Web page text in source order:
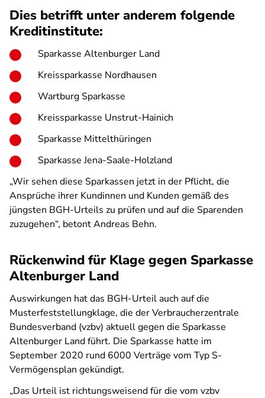
Dies betrifft unter anderem folgende
Kreditinstitute:
Sparkasse Altenburger Land
Kreissparkasse Nordhausen
Wartburg Sparkasse
Kreissparkasse Unstrut-Hainich
Sparkasse Mittelthüringen
Sparkasse Jena-Saale-Holzland
„Wir sehen diese Sparkassen jetzt in der Pflicht, die
Ansprüche ihrer Kundinnen und Kunden gemäß des
jüngsten BGH-Urteils zu prüfen und auf die Sparenden
zuzugehen“, betont Andreas Behn.
Rückenwind für Klage gegen Sparkasse
Altenburger Land
Auswirkungen hat das BGH-Urteil auch auf die
Musterfeststellungklage, die der Verbraucherzentrale
Bundesverband (vzbv) aktuell gegen die Sparkasse
Altenburger Land führt. Die Sparkasse hatte im
September 2020 rund 6000 Verträge vom Typ S-
Vermögensplan gekündigt.
„Das Urteil ist richtungsweisend für die vom vzbv